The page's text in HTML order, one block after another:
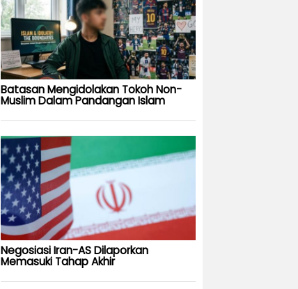
Batasan Mengidolakan Tokoh Non-
Muslim Dalam Pandangan Islam
Negosiasi Iran-AS Dilaporkan
Memasuki Tahap Akhir